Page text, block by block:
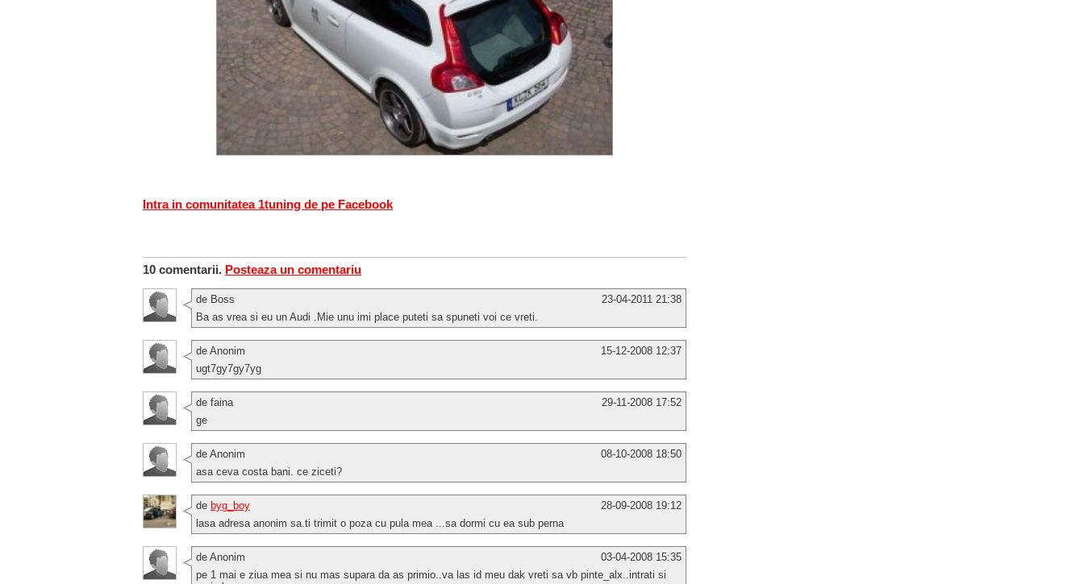
Intra in comunitatea 1tuning de pe Facebook
10 comentarii. Posteaza un comentariu
23-04-2011 21:38
de Boss
Ba as vrea si eu un Audi .Mie unu imi place puteti sa spuneti voi ce vreti.
15-12-2008 12:37
de Anonim
ugt7gy7gy7yg
29-11-2008 17:52
de faina
ge
08-10-2008 18:50
de Anonim
asa ceva costa bani. ce ziceti?
28-09-2008 19:12
de byg_boy
lasa adresa anonim sa.ti trimit o poza cu pula mea ...sa dormi cu ea sub perna
03-04-2008 15:35
de Anonim
pe 1 mai e ziua mea si nu mas supara da as primio..va las id meu dak vreti sa vb pinte_alx..intrati si